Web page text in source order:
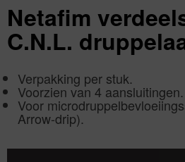
Netafim
C.N.L.
Verpakking per stuk.
Voorzien van 4 aansluitingen.
Voor
Arrow-drip).